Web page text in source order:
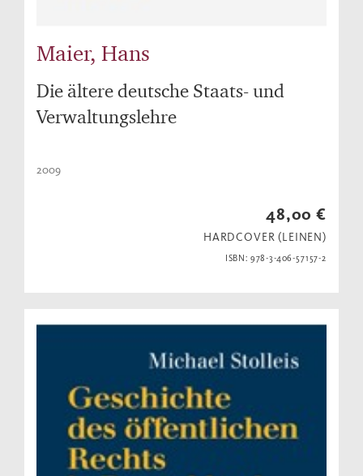
Maier, Hans
Die ältere deutsche Staats- und
Verwaltungslehre
2009
48,00 €
HARDCOVER (LEINEN)
ISBN: 978-3-406-57157-2